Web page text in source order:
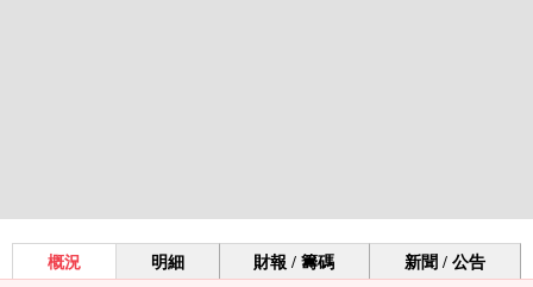
概況 明細 財報 / 籌碼 新聞 / 公告